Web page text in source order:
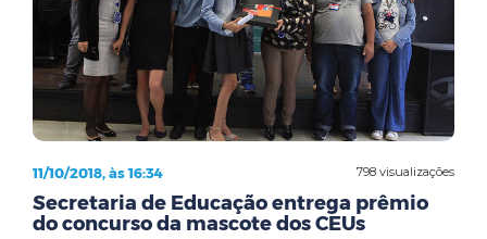
798 visualizações
11/10/2018, às 16:34
Secretaria de Educação entrega prêmio
do concurso da mascote dos CEUs